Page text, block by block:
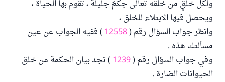
ولكل خلْقٍ من خلقه تعالى حِكَمٌ جليلة ، تقوم بها الحياة ،
ويحصل فيها الابتلاء للخلق ،
وانظر جواب السؤال رقم (12558 ) ففيه الجواب عن عين
مسألتك هذه .
وفي جواب السؤال رقم (1239 ) تجد بيان الحكمة من خلق
الحيوانات الضارة .